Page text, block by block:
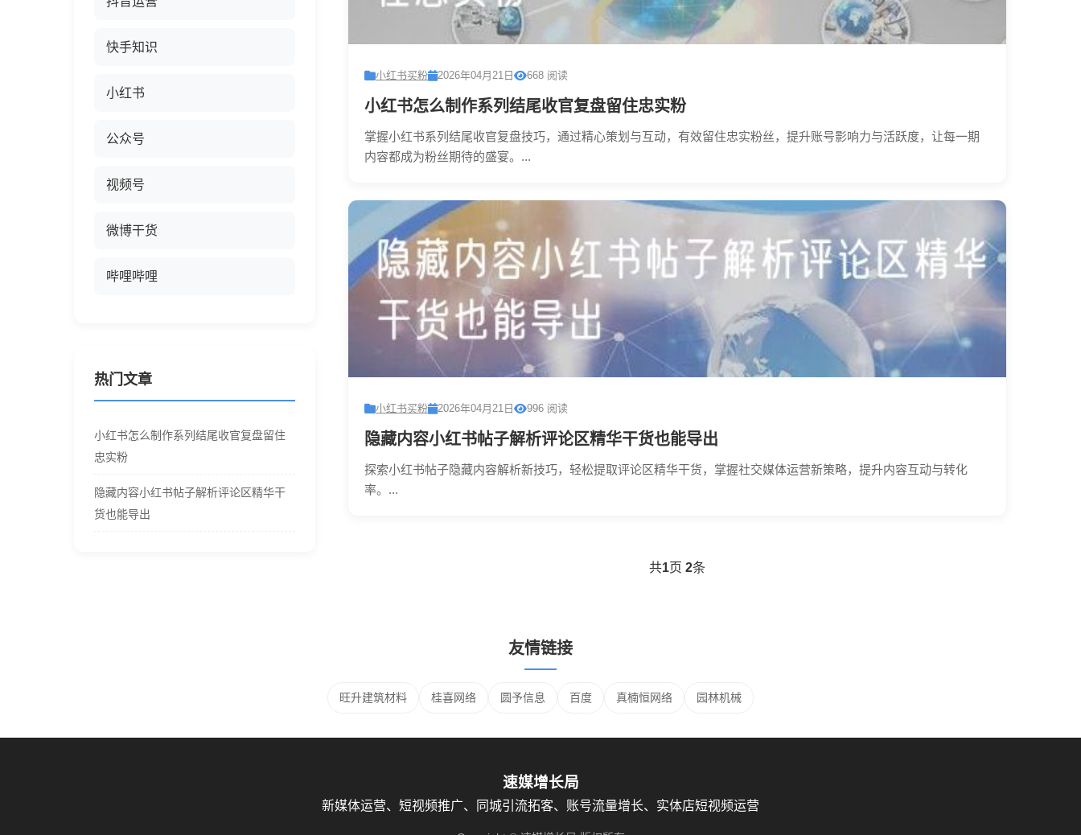
快手知识
小红书
公众号
视频号
微博干货
哔哩哔哩
热门文章
小红书怎么制作系列结尾收官复盘留住
忠实粉
隐藏内容小红书帖子解析评论区精华干
货也能导出
小红书买粉 2026年04月21日 668 阅读
小红书怎么制作系列结尾收官复盘留住忠实粉
掌握小红书系列结尾收官复盘技巧，通过精心策划与互动，有效留住忠实粉丝，提升账号影响力与活跃度，让每一期
内容都成为粉丝期待的盛宴。...
小红书买粉 2026年04月21日 996 阅读
隐藏内容小红书帖子解析评论区精华干货也能导出
探索小红书帖子隐藏内容解析新技巧，轻松提取评论区精华干货，掌握社交媒体运营新策略，提升内容互动与转化
率。...
共1页 2条
友情链接
旺升建筑材料 桂喜网络 圆予信息 百度 真楠恒网络 园林机械
速媒增长局
新媒体运营、短视频推广、同城引流拓客、账号流量增长、实体店短视频运营